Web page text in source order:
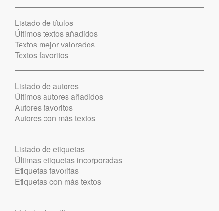
Listado de títulos
Últimos textos añadidos
Textos mejor valorados
Textos favoritos
Listado de autores
Últimos autores añadidos
Autores favoritos
Autores con más textos
Listado de etiquetas
Últimas etiquetas incorporadas
Etiquetas favoritas
Etiquetas con más textos